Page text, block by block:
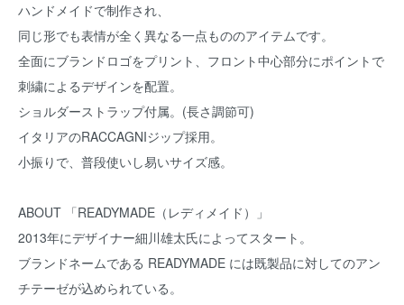
ハンドメイドで制作され、
同じ形でも表情が全く異なる一点もののアイテムです。
全面にブランドロゴをプリント、フロント中心部分にポイントで
刺繍によるデザインを配置。
ショルダーストラップ付属。(長さ調節可)
イタリアのRACCAGNIジップ採用。
小振りで、普段使いし易いサイズ感。
ABOUT 「READYMADE（レディメイド）」
2013年にデザイナー細川雄太氏によってスタート。
ブランドネームである READYMADE には既製品に対してのアン
チテーゼが込められている。